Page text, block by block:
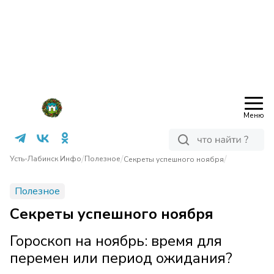
Меню
Усть-Лабинск Инфо/Полезное/Секреты успешного ноября/
Полезное
Секреты успешного ноября
Гороскоп на ноябрь: время для
перемен или период ожидания?